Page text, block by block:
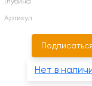
Артикул
Подписаться
Нет в